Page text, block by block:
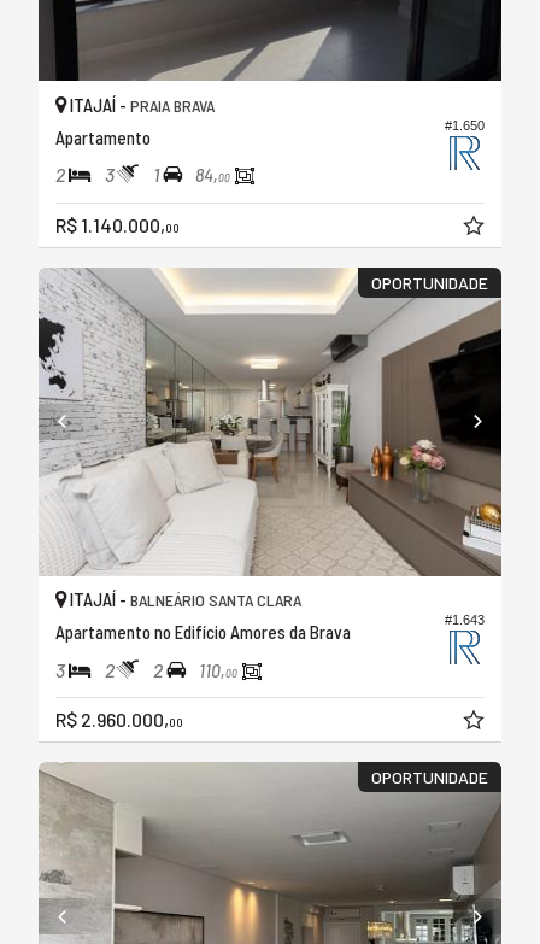
#1.650
ITAJAÍ - PRAIA BRAVA
Apartamento
2 3 1 84,00
R$ 1.140.000,00
OPORTUNIDADE
#1.643
ITAJAÍ - BALNEÁRIO SANTA CLARA
Apartamento no Edifício Amores da Brava
3 2 2 110,00
R$ 2.960.000,00
OPORTUNIDADE